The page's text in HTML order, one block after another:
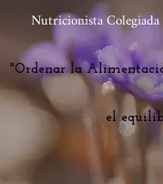
Nutricionista Co
"Ordenar la
el